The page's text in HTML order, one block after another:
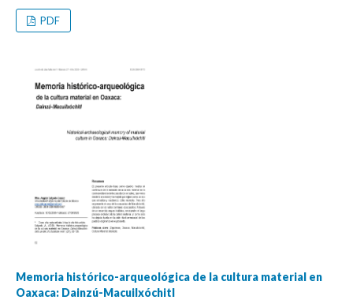
PDF
Memoria histórico-arqueológica de la cultura material en
Oaxaca: Dainzú-Macuilxóchitl